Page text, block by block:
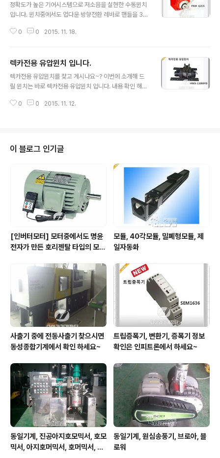
정확도가 높은 기어시스템으로 저소음을 실현한 수동윈치
입니다. 윈치중에서도 업다운 방향전환 레바로 핸들을 36
다. 드럼이 큰 장점으로 중공업용이나 선박용으로도 많이
아라기계장터에서 오라테크 제품을 쉽게 찾아 보시려면 윈
치를 클릭 하시면 보다 상세한 제품정보를 확인 하실 수 있
습니다. 자 그럼 다아라기계장터에 등록된 오라테크의 제
라기계장터(http://daara.co.kr)에 등록된 제품이며, 온
0 0 2015. 11. 18.
렉카전용 유압윈치 입니다.
렉카전용 유압윈치를 찾고 계시나요~? 이번에 소개해 드
릴 윈치는 바로 렉카전용 유압윈치 입니다. 내용 확인 해보
찾아 보시려면 윈치를 클릭 하시면 보다 상세한 제품정보
된 제품이며, 온라인 산업 B2B 1위 마켓플레이스 다아라
기계장터의 추천 회원사 제품정보입니다. 지금 보신 유압
윈치에 대한 사양이나 치수를 알고 싶으시면 아래 배너를
클릭 하시면 확인 하실 수 있습니다. 그냥 딱 보시고 확인
하세요~ 오라테크는 각종 물류운반기계 등을 공급 하고 있
습니다. 회사명: 오라테크 판매..
0 0 2015. 11. 12.
이 블로그 인기글
[인버터모터] 모터중에서도 명윤
전자가 만든 호리젠탈 타입의 모터
모듈, 40각모듈, 밀폐형모듈, 제
일자동화
사출기 중에 전동사출기 찾으시면
동성종합기계에서 확인 하세요~
트립증폭기, 변환기, 증폭기 정보
확인은 인피트론에서 하세요~
동일기계, 진공아지호모믹서, 호모
믹서, 아지호머믹서, 호머믹서, 유
동일기계, 원심송풍기, 브로아, 블
로워